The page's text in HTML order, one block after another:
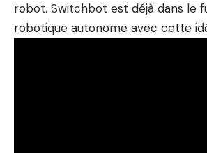
robot. Switchbot est déjà dans le
robotique autonome avec cette